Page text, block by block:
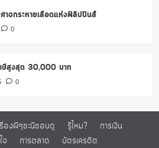
จกระหายเลือดแห่งฟิลิปปินส์
0
สูงสุด 30,000 บาท
0
รื่องผีๆชะนีชอบดู รู้ไหม?
การเงิน
จ
การตลาด บัตรเครดิต